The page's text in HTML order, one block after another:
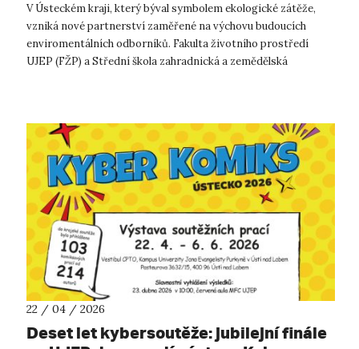
V Ústeckém kraji, který býval symbolem ekologické zátěže,
vzniká nové partnerství zaměřené na výchovu budoucích
enviromentálních odborníků. Fakulta životního prostředí
UJEP (FŽP) a Střední škola zahradnická a zemědělská
22 / 04 / 2026
Deset let kybersoutěže: jubilejní finále